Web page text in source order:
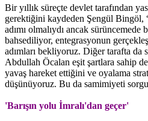
Bir yıllık süreçte devlet tarafından
gerektiğini kaydeden Şengül Bingöl,
adımı olmalıydı ancak sürüncemede
bahsediliyor, entegrasyonun
adımları bekliyoruz. Diğer tarafta da
Abdullah Öcalan eşit şartlara sahip
yavaş hareket ettiğini ve oyalama
düşünüyoruz. Bu da samimiyeti
'Barışın yolu İmralı'dan geçer'